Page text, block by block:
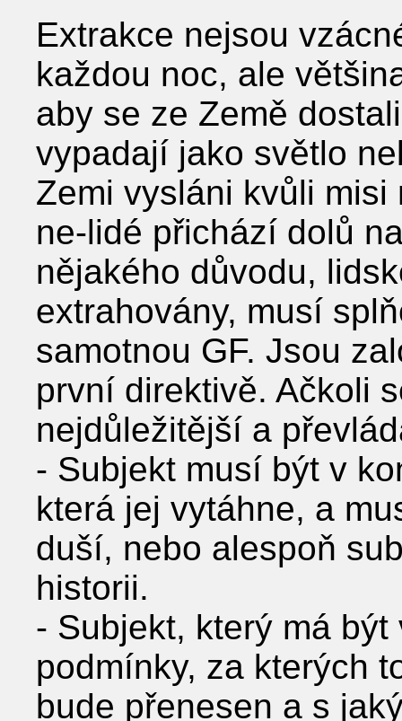
Extrakce nejsou
každou noc, ale
aby se ze Země
vypadají jako světlo
Zemi vysláni kvůli
ne-lidé přichází dolů
nějakého důvodu,
extrahovány, musí
samotnou GF. Jsou
první direktivě. Ačkoli
nejdůležitější a
- Subjekt musí být v
která jej vytáhne, a
duší, nebo alespoň
historii.
- Subjekt, který má
podmínky, za kterých
bude přenesen a s